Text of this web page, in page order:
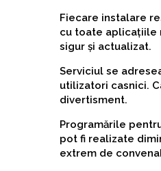
Fiecare instalare
cu toate aplicațiile
sigur și actualizat.
Serviciul se
utilizatori casnici.
divertisment.
Programările
pot fi realizate
extrem de